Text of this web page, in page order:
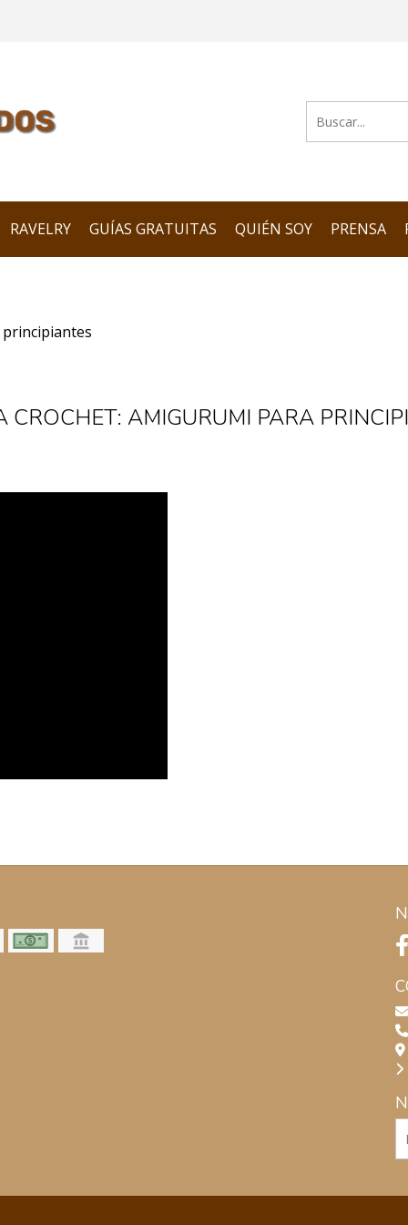
RAVELRY GUÍAS GRATUITAS QUIÉN SOY PRENSA
CROCHET: AMIGURUMI PARA